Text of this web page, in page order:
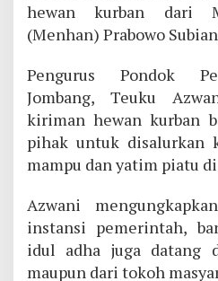
hewan kurban dari
(Menhan) Prabowo
Pengurus Pondok
Jombang, Teuku
kiriman hewan kurban
pihak untuk disalurkan
mampu dan yatim piatu
Azwani
instansi pemerintah,
idul adha juga datang
maupun dari tokoh